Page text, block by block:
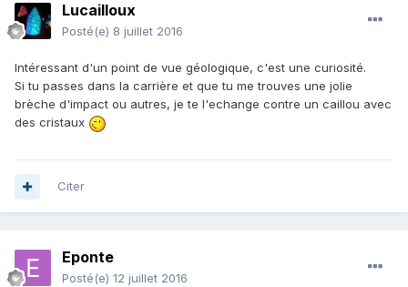
Lucailloux
Posté(e) 8 juillet 2016
Intéressant d'un point de vue géologique, c'est une curiosité.
Si tu passes dans la carrière et que tu me trouves une jolie
brèche d'impact ou autres, je te l'echange contre un caillou avec
des cristaux
Citer
Eponte
Posté(e) 12 juillet 2016